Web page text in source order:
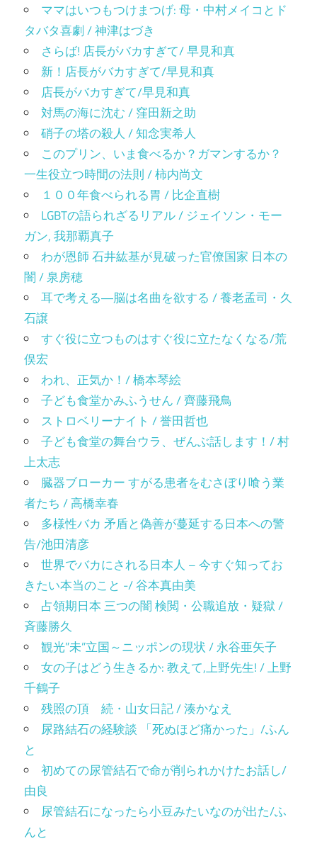
ママはいつもつけまつげ: 母・中村メイコとド
タバタ喜劇 / 神津はづき
さらば! 店長がバカすぎて/ 早見和真
新！店長がバカすぎて/早見和真
店長がバカすぎて/早見和真
対馬の海に沈む / 窪田新之助
硝子の塔の殺人 / 知念実希人
このプリン、いま食べるか？ガマンするか？
一生役立つ時間の法則 / 柿内尚文
１００年食べられる胃 / 比企直樹
LGBTの語られざるリアル / ジェイソン・モー
ガン, 我那覇真子
わが恩師 石井紘基が見破った官僚国家 日本の
闇 / 泉房穂
耳で考える―脳は名曲を欲する / 養老孟司・久
石譲
すぐ役に立つものはすぐ役に立たなくなる/荒
俣宏
われ、正気か！/ 橋本琴絵
子ども食堂かみふうせん / 齊藤飛鳥
ストロベリーナイト / 誉田哲也
子ども食堂の舞台ウラ、ぜんぶ話します！/ 村
上太志
臓器ブローカー すがる患者をむさぼり喰う業
者たち / 高橋幸春
多様性バカ 矛盾と偽善が蔓延する日本への警
告/池田清彦
世界でバカにされる日本人 – 今すぐ知ってお
きたい本当のこと -/ 谷本真由美
占領期日本 三つの闇 検閲・公職追放・疑獄 /
斉藤勝久
観光”未”立国～ニッポンの現状 / 永谷亜矢子
女の子はどう生きるか: 教えて,上野先生! / 上野
千鶴子
残照の頂 続・山女日記 / 湊かなえ
尿路結石の経験談 「死ぬほど痛かった」/ふん
と
初めての尿管結石で命が削られかけたお話し/
由良
尿管結石になったら小豆みたいなのが出た/ふ
んと